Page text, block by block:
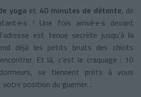
yoga et 40 minutes de détente, de
! Une fois arrivé·e·s devant
est tenue secrète jusqu’à la
déjà les petits bruits des chiots
Et là, c’est le craquage : 10
se tiennent prêts à vous
votre position du guerrier…